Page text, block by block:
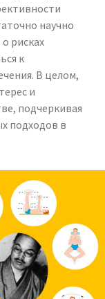
научно
рисках
к
В целом,
и
подчеркивая
подходов в